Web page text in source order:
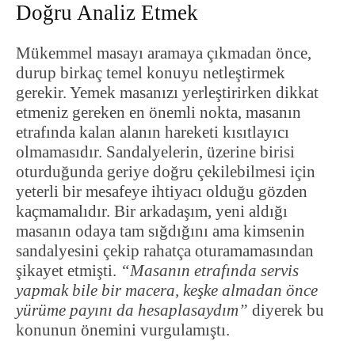
Doğru Analiz Etmek
Mükemmel masayı aramaya çıkmadan önce,
durup birkaç temel konuyu netleştirmek
gerekir. Yemek masanızı yerleştirirken dikkat
etmeniz gereken en önemli nokta, masanın
etrafında kalan alanın hareketi kısıtlayıcı
olmamasıdır. Sandalyelerin, üzerine birisi
oturduğunda geriye doğru çekilebilmesi için
yeterli bir mesafeye ihtiyacı olduğu gözden
kaçmamalıdır. Bir arkadaşım, yeni aldığı
masanın odaya tam sığdığını ama kimsenin
sandalyesini çekip rahatça oturamamasından
şikayet etmişti. “Masanın etrafında servis
yapmak bile bir macera, keşke almadan önce
yürüme payını da hesaplasaydım” diyerek bu
konunun önemini vurgulamıştı.